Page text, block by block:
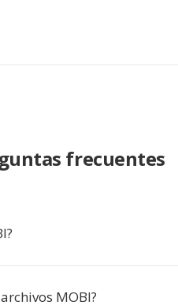
frecuentes
MOBI?